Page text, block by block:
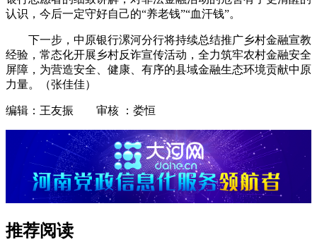
认识，今后一定守好自己的“养老钱”“血汗钱”。
下一步，中原银行漯河分行将持续总结推广乡村金融宣教
经验，常态化开展乡村反诈宣传活动，全力筑牢农村金融安全
屏障，为营造安全、健康、有序的县域金融生态环境贡献中原
力量。（张佳佳）
编辑：王友振 审核 ：娄恒
推荐阅读